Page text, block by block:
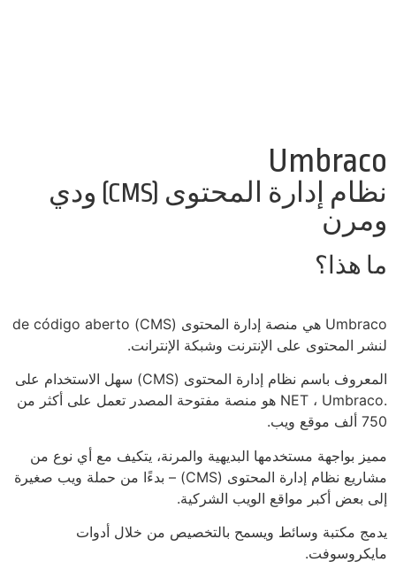
Umbraco
نظام إدارة المحتوى (CMS) ودي
ومرن
ما هذا؟
Umbraco هي منصة إدارة المحتوى (CMS) de código aberto
لنشر المحتوى على الإنترنت وشبكة الإنترانت.
المعروف باسم نظام إدارة المحتوى (CMS) سهل الاستخدام على
.NET ، Umbraco هو منصة مفتوحة المصدر تعمل على أكثر من
750 ألف موقع ويب.
مميز بواجهة مستخدمها البديهية والمرنة، يتكيف مع أي نوع من
مشاريع نظام إدارة المحتوى (CMS) – بدءًا من حملة ويب صغيرة
إلى بعض أكبر مواقع الويب الشركية.
يدمج مكتبة وسائط ويسمح بالتخصيص من خلال أدوات
مايكروسوفت.